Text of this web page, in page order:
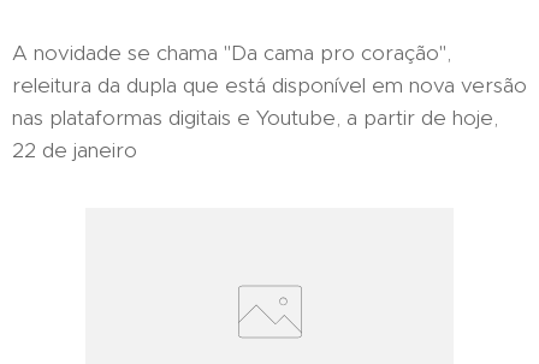
A novidade se chama "Da cama pro coração",
releitura da dupla que está disponível em nova versão
nas plataformas digitais e Youtube, a partir de hoje,
22 de janeiro